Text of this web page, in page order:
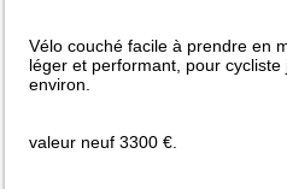
Vélo couché facile à prendre en
léger et performant, pour cycliste
environ.
valeur neuf 3300 €.